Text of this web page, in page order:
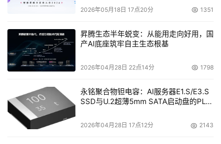
2026年05月18日 17点20分 1351
昇腾生态半年蜕变：从能用走向好用，国
产AI底座筑牢自主生态根基
2026年04月28日 22点14分 1798
永铭聚合物钽电容：AI服务器E1.S/E3.S
SSD与U.2超薄5mm SATA启动盘的PLP
2026年04月28日 17点12分 2143